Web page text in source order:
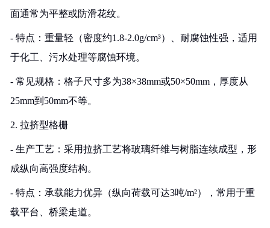
面通常为平整或防滑花纹。
- 特点：重量轻（密度约1.8-2.0g/cm³）、耐腐蚀性强，适用
于化工、污水处理等腐蚀环境。
- 常见规格：格子尺寸多为38×38mm或50×50mm，厚度从
25mm到50mm不等。
2. 拉挤型格栅
- 生产工艺：采用拉挤工艺将玻璃纤维与树脂连续成型，形
成纵向高强度结构。
- 特点：承载能力优异（纵向荷载可达3吨/m²），常用于重
载平台、桥梁走道。